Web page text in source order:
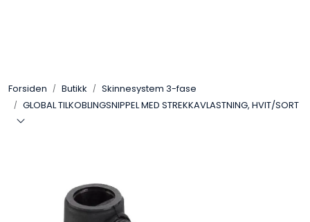
Forsiden Butikk
Skinnesystem 3-fase
GLOBAL TILKOBLINGSNIPPEL MED STREKKAVLASTNING, HVIT/SORT
Industri
Lyskaster/Effekt